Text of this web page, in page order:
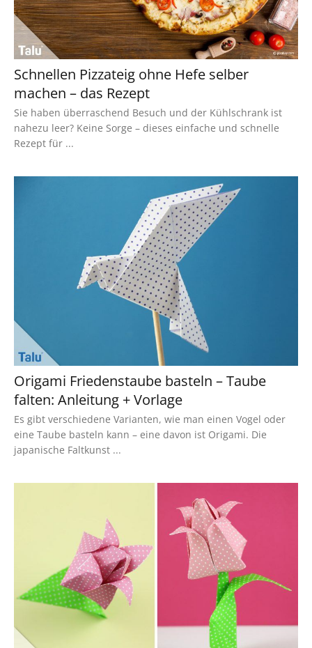
Schnellen Pizzateig ohne Hefe selber
machen – das Rezept
Sie haben überraschend Besuch und der Kühlschrank ist
nahezu leer? Keine Sorge – dieses einfache und schnelle
Rezept für ...
Origami Friedenstaube basteln – Taube
falten: Anleitung + Vorlage
Es gibt verschiedene Varianten, wie man einen Vogel oder
eine Taube basteln kann – eine davon ist Origami. Die
japanische Faltkunst ...